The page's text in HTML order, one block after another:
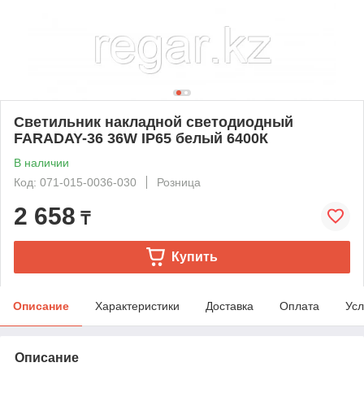
Светильник накладной светодиодный
FARADAY-36 36W IP65 белый 6400К
В наличии
Код: 071-015-0036-030
Розница
2 658 ₸
Купить
Описание Характеристики Доставка Оплата
Описание